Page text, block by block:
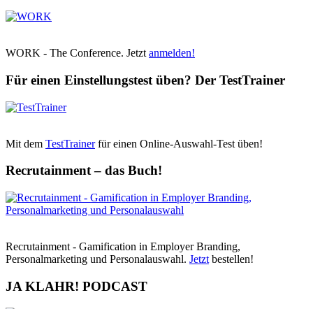
WORK - The Conference. Jetzt anmelden!
Für einen Einstellungstest üben? Der TestTrainer
Mit dem TestTrainerfür einen Online-Auswahl-Test üben!
Recrutainment – das Buch!
Recrutainment - Gamification in Employer Branding,
Personalmarketing und Personalauswahl. Jetzt bestellen!
JA KLAHR! PODCAST